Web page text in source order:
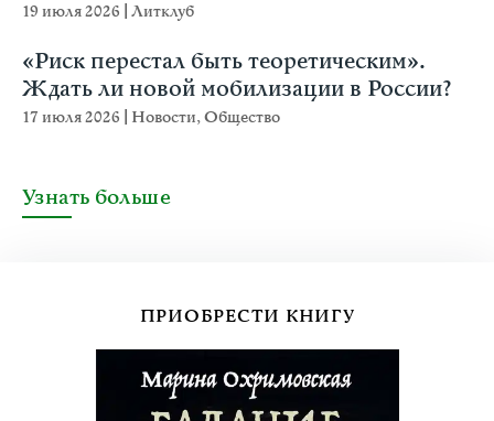
19 июля 2026 Литклуб
«Риск перестал быть теоретическим».
Ждать ли новой мобилизации в России?
17 июля 2026 Новости,Общество
Узнать больше
ПРИОБРЕСТИ КНИГУ